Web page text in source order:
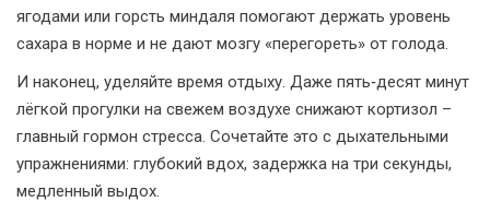
ягодами или горсть миндаля помогают держать уровень
сахара в норме и не дают мозгу «перегореть» от голода.
И наконец, уделяйте время отдыху. Даже пять‑десят минут
лёгкой прогулки на свежем воздухе снижают кортизол –
главный гормон стресса. Сочетайте это с дыхательными
упражнениями: глубокий вдох, задержка на три секунды,
медленный выдох.